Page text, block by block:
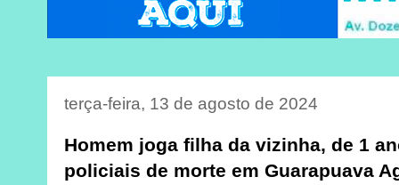
terça-feira, 13 de agosto de 2024
Homem joga filha da vizinha, de 1
policiais de morte em Guarapuava